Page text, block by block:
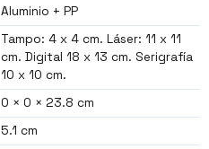
Aluminio + PP
Tampo: 4 x 4 cm. Láser: 11 x 11
cm. Digital 18 x 13 cm. Serigrafía
10 x 10 cm.
0 × 0 × 23.8 cm
5.1 cm